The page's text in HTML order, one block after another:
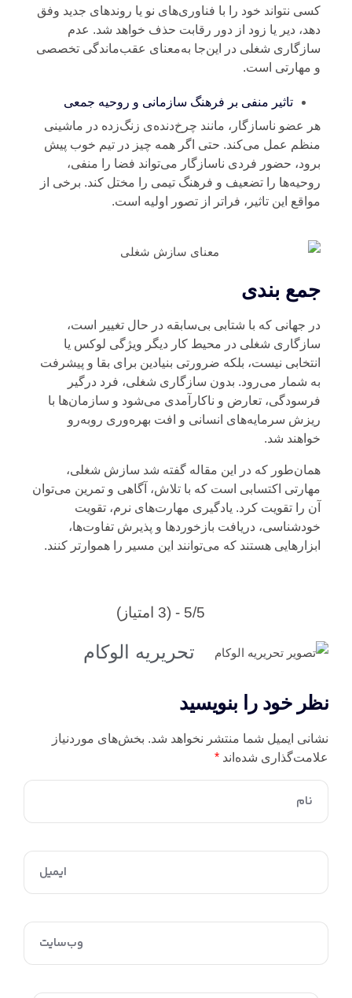
نتواند خود را با فناوری‌های نو یا روندهای جدید وفق
دیر یا زود از دور رقابت حذف خواهد شد. عدم
شغلی در این‌جا به‌معنای عقب‌ماندگی تخصصی
مهارتی است.
تاثیر منفی بر فرهنگ سازمانی و روحیه جمعی
عضو ناسازگار، مانند چرخ‌دنده‌ی زنگ‌زده در ماشینی
عمل می‌کند. حتی اگر همه‌ چیز در تیم خوب پیش
حضور فردی ناسازگار می‌تواند فضا را منفی،
را تضعیف و فرهنگ تیمی را مختل کند. برخی از
این تاثیر، فرا‌تر از تصور اولیه است.
بندی
جهانی که با شتابی بی‌سابقه در حال تغییر است،
شغلی در محیط کار دیگر ویژگی لوکس یا
نیست، بلکه ضرورتی بنیادین برای بقا و پیشرفت
شمار می‌رود. بدون سازگاری شغلی، فرد درگیر
تعارض و ناکارآمدی می‌شود و سازمان‌ها با
سرمایه‌های انسانی و افت بهره‌وری روبه‌رو
شد.
که در این مقاله گفته شد سازش شغلی،
اکتسابی است که با تلاش، آگاهی و تمرین می‌توان
را تقویت کرد. یادگیری مهارت‌های نرم، تقویت
دریافت بازخوردها و پذیرش تفاوت‌ها،
هستند که می‌توانند این مسیر را هموارتر کنند.
تحریریه الوکام
خود را بنویسید
ایمیل شما منتشر نخواهد شد. بخش‌های موردنیاز
شده‌اند *